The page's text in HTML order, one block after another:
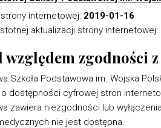
internetowej: 2019-01-16
aktualizacji strony internetowej:
względem zgodności
Szkoła Podstawowa im. Wojska
o dostępności cyfrowej stron
zawiera niezgodności lub
nie jest dostępna.